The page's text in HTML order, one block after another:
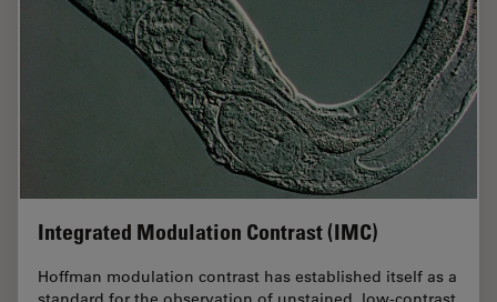
Integrated Modulation Contrast (IMC)
Hoffman modulation contrast has established itself as a